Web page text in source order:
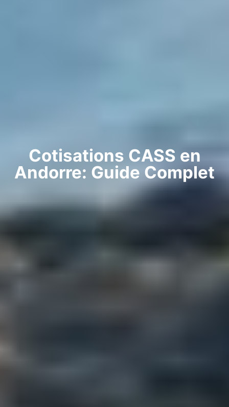
Cotisations CASS en
Andorre: Guide Complet